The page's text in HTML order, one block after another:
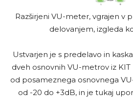
Razširjeni VU-meter, vgrajen v
delovanjem, izgleda
Ustvarjen je s predelavo in
dveh osnovnih VU-metrov iz
od posameznega osnovnega
od -20 do +3dB, in je tukaj